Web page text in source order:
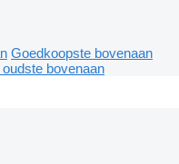
Goedkoopste bovenaan
bovenaan